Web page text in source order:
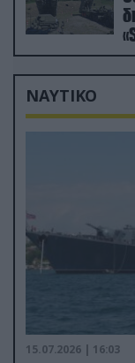
ΝΑΥΤΙΚΟ
15.07.2026 | 16:03